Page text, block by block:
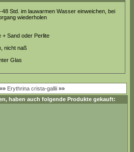
Std. im lauwarmen Wasser einweichen, bei
wiederholen
+ Sand oder Perlite
nicht naß
Glas
»» Erythrina crista-gallii»»
haben auch folgende Produkte gekauft: